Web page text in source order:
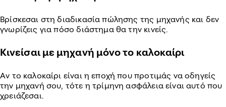
Βρίσκεσαι στη διαδικασία πώλησης της μηχανής και δεν
γνωρίζεις για πόσο διάστημα θα την κινείς.
Κινείσαι με μηχανή μόνο το καλοκαίρι
Αν το καλοκαίρι είναι η εποχή που προτιμάς να οδηγείς
την μηχανή σου, τότε η τρίμηνη ασφάλεια είναι αυτό που
χρειάζεσαι.